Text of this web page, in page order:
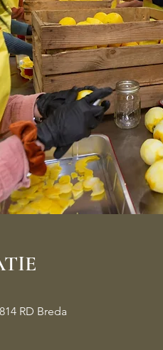
RD Breda